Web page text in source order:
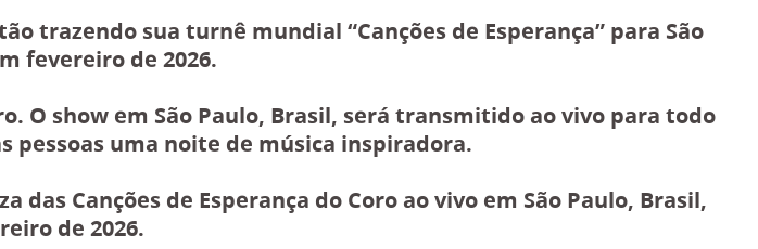
trazendo sua turnê mundial “Canções de Esperança” para São
fevereiro de 2026.
O show em São Paulo, Brasil, será transmitido ao vivo para todo
pessoas uma noite de música inspiradora.
Canções de Esperança do Coro ao vivo em São Paulo, Brasil,
de 2026.